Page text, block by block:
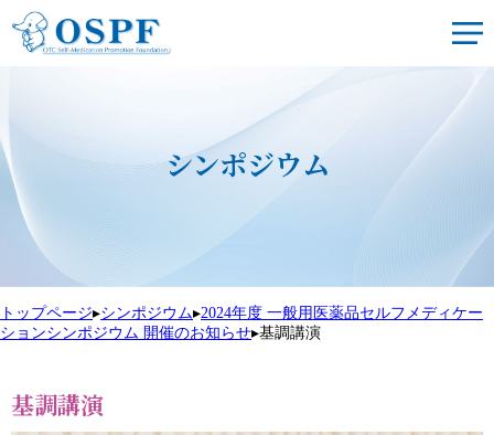
シンポジウム
トップページ▸シンポジウム▸2024年度 一般用医薬品セルフメディケー
ションシンポジウム 開催のお知らせ▸基調講演
基調講演